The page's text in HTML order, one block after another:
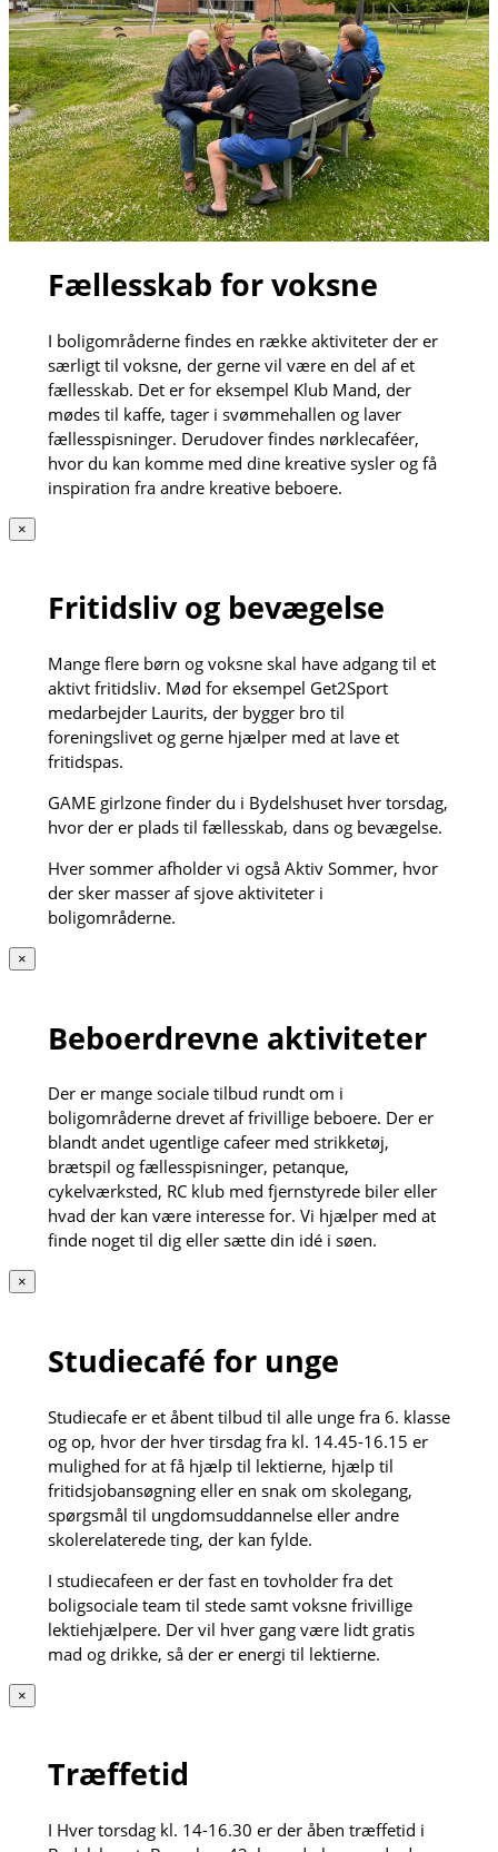
Fællesskab for voksne
I boligområderne findes en række aktiviteter der er
særligt til voksne, der gerne vil være en del af et
fællesskab. Det er for eksempel Klub Mand, der
mødes til kaffe, tager i svømmehallen og laver
fællesspisninger. Derudover findes nørklecaféer,
hvor du kan komme med dine kreative sysler og få
inspiration fra andre kreative beboere.
×
Fritidsliv og bevægelse
Mange flere børn og voksne skal have adgang til et
aktivt fritidsliv. Mød for eksempel Get2Sport
medarbejder Laurits, der bygger bro til
foreningslivet og gerne hjælper med at lave et
fritidspas.
GAME girlzone finder du i Bydelshuset hver torsdag,
hvor der er plads til fællesskab, dans og bevægelse.
Hver sommer afholder vi også Aktiv Sommer, hvor
der sker masser af sjove aktiviteter i
boligområderne.
×
Beboerdrevne aktiviteter
Der er mange sociale tilbud rundt om i
boligområderne drevet af frivillige beboere. Der er
blandt andet ugentlige cafeer med strikketøj,
brætspil og fællesspisninger, petanque,
cykelværksted, RC klub med fjernstyrede biler eller
hvad der kan være interesse for. Vi hjælper med at
finde noget til dig eller sætte din idé i søen.
×
Studiecafé for unge
Studiecafe er et åbent tilbud til alle unge fra 6. klasse
og op, hvor der hver tirsdag fra kl. 14.45-16.15 er
mulighed for at få hjælp til lektierne, hjælp til
fritidsjobansøgning eller en snak om skolegang,
spørgsmål til ungdomsuddannelse eller andre
skolerelaterede ting, der kan fylde.
I studiecafeen er der fast en tovholder fra det
boligsociale team til stede samt voksne frivillige
lektiehjælpere. Der vil hver gang være lidt gratis
mad og drikke, så der er energi til lektierne.
×
Træffetid
I Hver torsdag kl. 14-16.30 er der åben træffetid i